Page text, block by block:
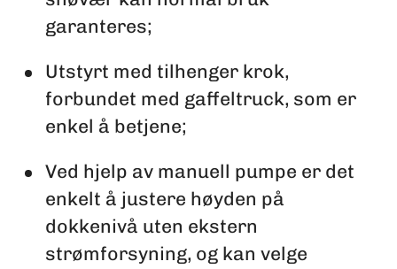
garanteres;
Utstyrt med tilhenger krok,
forbundet med gaffeltruck, som er
enkel å betjene;
Ved hjelp av manuell pumpe er det
enkelt å justere høyden på
dokkenivå uten ekstern
strømforsyning, og kan velge